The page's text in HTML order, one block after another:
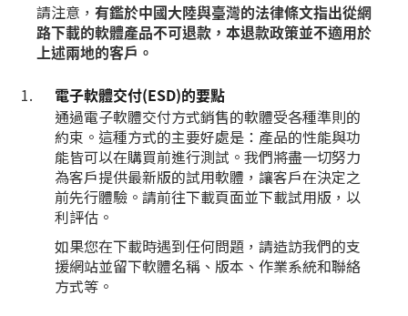
請注意， 有鑑於中國大陸與臺灣的法律條文指出從網
路下載的軟體產品不可退款，本退款政策並不適用於
上述兩地的客戶。
電子軟體交付(ESD)的要點
通過電子軟體交付方式銷售的軟體受各種準則的
約束。這種方式的主要好處是：產品的性能與功
能皆可以在購買前進行測試。我們將盡一切努力
為客戶提供最新版的試用軟體，讓客戶在決定之
前先行體驗。請前往下載頁面並下載試用版，以
利評估。
如果您在下載時遇到任何問題，請造訪我們的支
援網站並留下軟體名稱、版本、作業系統和聯絡
方式等。